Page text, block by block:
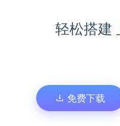
轻松搭建
免费下载